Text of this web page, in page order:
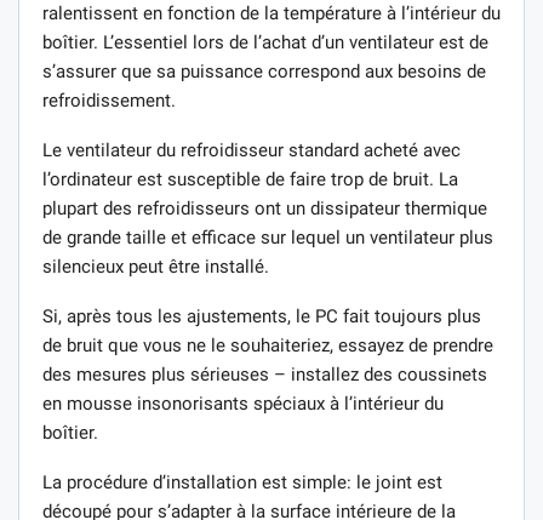
ralentissent en fonction de la température à l’intérieur du
boîtier. L’essentiel lors de l’achat d’un ventilateur est de
s’assurer que sa puissance correspond aux besoins de
refroidissement.
Le ventilateur du refroidisseur standard acheté avec
l’ordinateur est susceptible de faire trop de bruit. La
plupart des refroidisseurs ont un dissipateur thermique
de grande taille et efficace sur lequel un ventilateur plus
silencieux peut être installé.
Si, après tous les ajustements, le PC fait toujours plus
de bruit que vous ne le souhaiteriez, essayez de prendre
des mesures plus sérieuses – installez des coussinets
en mousse insonorisants spéciaux à l’intérieur du
boîtier.
La procédure d’installation est simple: le joint est
découpé pour s’adapter à la surface intérieure de la